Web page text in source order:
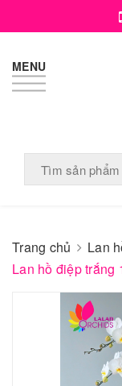
MENU
Trang chủ
Lan
Lan hồ điệp trắng